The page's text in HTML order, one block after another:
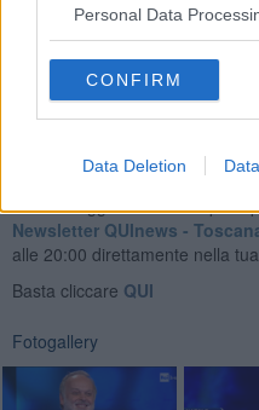
Personal Data
CONFIRM
Data Deletion
La puntata di questa sera è
Se vuoi leggere le notizie
Newsletter QUInews -
alle 20:00 direttamente nella
Basta cliccare QUI
Fotogallery